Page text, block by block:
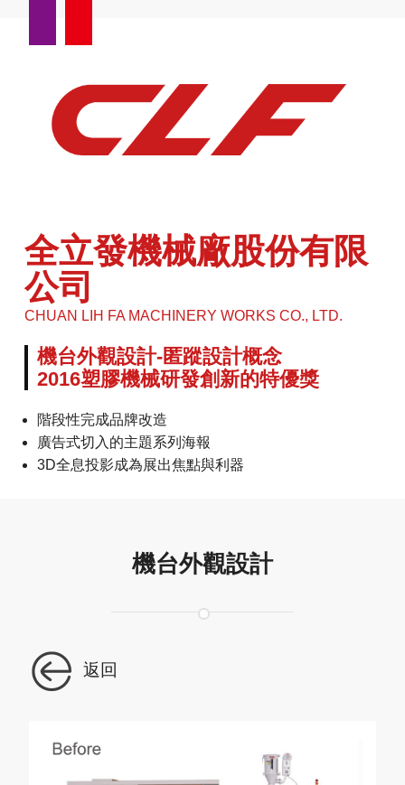
全立發機械廠股份有限
公司
CHUAN LIH FA MACHINERY WORKS CO., LTD.
機台外觀設計-匿蹤設計概念
2016塑膠機械研發創新的特優獎
階段性完成品牌改造
廣告式切入的主題系列海報
3D全息投影成為展出焦點與利器
機台外觀設計
返回